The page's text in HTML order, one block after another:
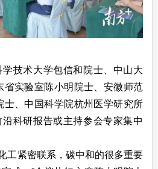
技术大学包信和院士、中山大
实验室陈小明院士、安徽师范
士、中国科学院杭州医学研究所
科研报告或主持参会专家集中
工紧密联系，碳中和的很多重要